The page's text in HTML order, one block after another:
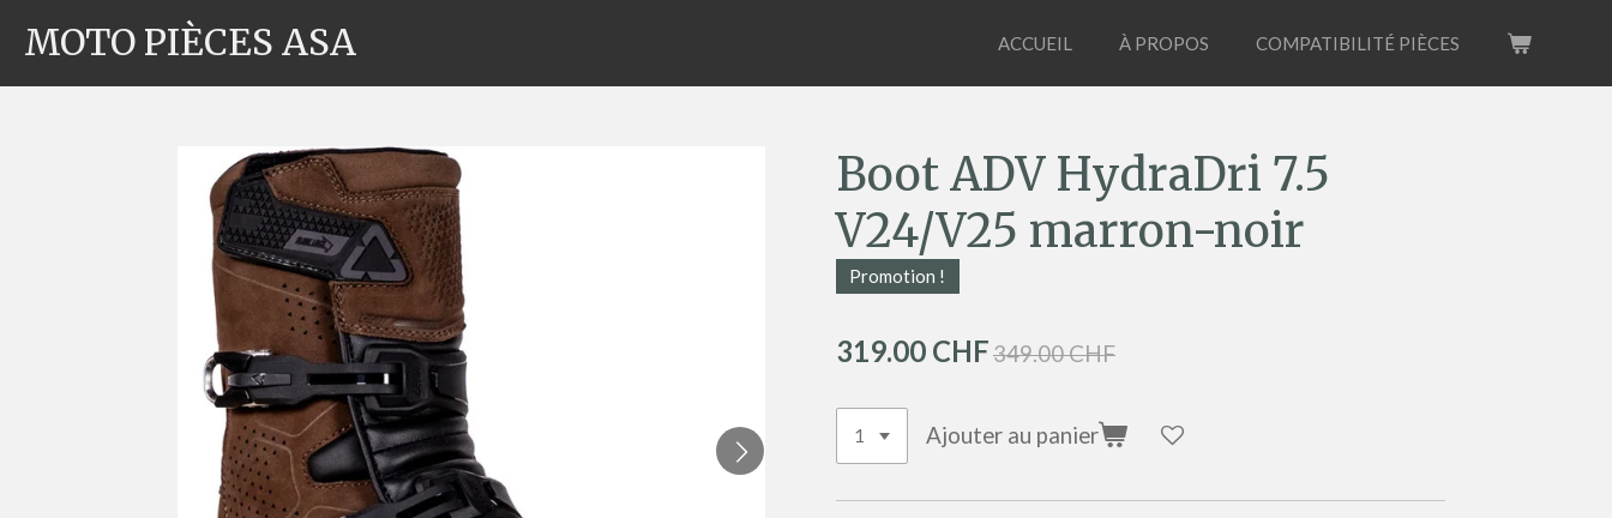
auMOTO PIÈCES ASA ACCUEIL À PROPOS COMPATIBILITÉ PIÈCES
Boot ADV HydraDri 7.5
V24/V25 marron-noir
Promotion !
319.00 CHF349.00 CHF
Ajouter au panier